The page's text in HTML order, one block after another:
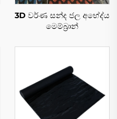
3D වර්ණ සන්ද ජල අභේද්ය
මෙම්බ්‍රාන්